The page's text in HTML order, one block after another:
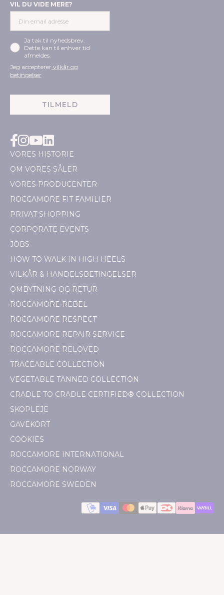
VIL DU VIDE MERE?
Ja tak til nyhedsbrev.
Dette kan til enhver tid
afmeldes.
Jeg accepterer vilkår og
betingelser
TILMELD
VORES HISTORIE
OM VORES SÅLER
VORES PRODUCENTER
ROCCAMORE FIT FAMILIER
PRIVAT SHOPPING
CORPORATE EVENTS
JOBS
HOW TO WALK IN HIGH HEELS
VILKÅR & HANDELSBETINGELSER
OMBYTNING OG RETUR
ROCCAMORE REBEL
ROCCAMORE RESPECT
ROCCAMORE REPAIR SERVICE
ROCCAMORE RELOVED
TRACEABLE COLLECTION
VEGETABLE TANNED COLLECTION
CRADLE TO CRADLE CERTIFIED® COLLECTION
SKOPLEJE
GAVEKORT
COOKIES
ROCCAMORE INTERNATIONAL
ROCCAMORE NORWAY
ROCCAMORE SWEDEN